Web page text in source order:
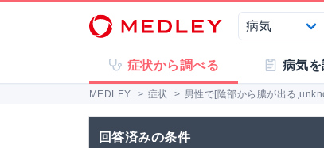
症状から調べる 病気
MEDLEY > 症状 > 男性で[陰部から膿が出る
回答済みの条件